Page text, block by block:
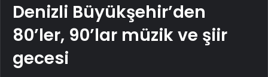
Denizli Büyükşehir’den
80’ler, 90’lar müzik ve şiir
gecesi